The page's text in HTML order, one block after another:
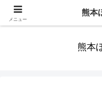
みんなまだ気づかずすごしてい
熊本
メニュー
熊本